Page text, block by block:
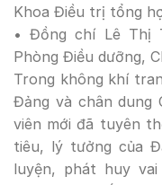
Khoa Điều trị tổng
• Đồng chí Lê Thị
Phòng Điều dưỡng,
Trong không khí
Đảng và chân dung
viên mới đã tuyên
tiêu, lý tưởng của
luyện, phát huy